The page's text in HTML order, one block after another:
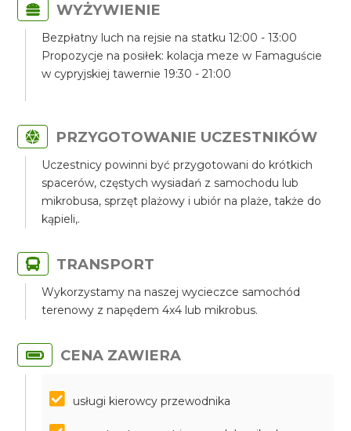
WYŻYWIENIE
Bezpłatny luch na rejsie na statku 12:00 - 13:00
Propozycje na posiłek: kolacja meze w Famaguście
w cypryjskiej tawernie 19:30 - 21:00
PRZYGOTOWANIE UCZESTNIKÓW
Uczestnicy powinni być przygotowani do krótkich
spacerów, częstych wysiadań z samochodu lub
mikrobusa, sprzęt plażowy i ubiór na plaże, także do
kąpieli,.
TRANSPORT
Wykorzystamy na naszej wycieczce samochód
terenowy z napędem 4x4 lub mikrobus.
CENA ZAWIERA
usługi kierowcy przewodnika